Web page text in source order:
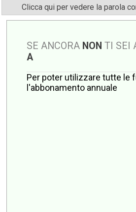
Clicca qui per vedere la parola
SE ANCORA NON TI SEI
A
Per poter utilizzare tutte le
l'abbonamento annuale